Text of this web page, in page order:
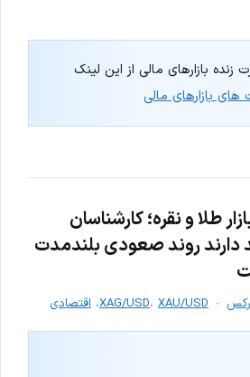
زنده بازارهای مالی از این لینک
های بازارهای مالی
طلا و نقره؛ کارشناسان
دارند روند صعودی بلندمدت
XAG/USD، XAU/USD ، اقتصادی